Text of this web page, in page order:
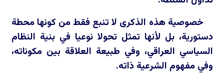
خصوصية هذه الذكرى لا تنبع فقط من كونها محطة
دستورية، بل لأنها تمثل تحولا نوعيا في بنية النظام
السياسي العراقي، وفي طبيعة العلاقة بين مكوناته،
وفي مفهوم الشرعية ذاته.